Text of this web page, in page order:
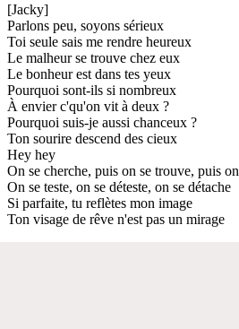
[Jacky]
Parlons peu, soyons sérieux
Toi seule sais me rendre heureux
Le malheur se trouve chez eux
Le bonheur est dans tes yeux
Pourquoi sont-ils si nombreux
À envier c'qu'on vit à deux ?
Pourquoi suis-je aussi chanceux ?
Ton sourire descend des cieux
Hey hey
On se cherche, puis on se trouve, puis
On se teste, on se déteste, on se détache
Si parfaite, tu reflètes mon image
Ton visage de rêve n'est pas un mirage